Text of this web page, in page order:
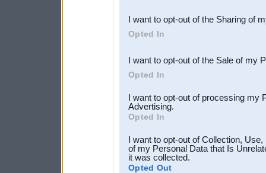
Downstream Participants
third parties.
I want to opt-out of the Sharing of
Opted In
I want to opt-out of the Sale of my
Opted In
I want to opt-out of processing my
Advertising.
Opted In
I want to opt-out of Collection,
of my Personal Data that Is
it was collected.
Opted Out